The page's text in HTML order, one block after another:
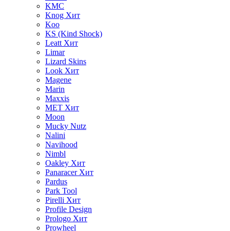
KMC
Knog Хит
Koo
KS (Kind Shock)
Leatt Хит
Limar
Lizard Skins
Look Хит
Magene
Marin
Maxxis
MET Хит
Moon
Mucky Nutz
Nalini
Navihood
Nimbl
Oakley Хит
Panaracer Хит
Pardus
Park Tool
Pirelli Хит
Profile Design
Prologo Хит
Prowheel